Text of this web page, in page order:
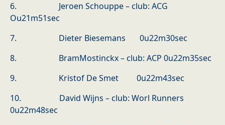
6. Jeroen Schouppe – club: ACG
Ou21m51sec
7. Dieter Biesemans 0u22m30sec
8. BramMostinckx – club: ACP 0u22m35sec
9. Kristof De Smet 0u22m43sec
10. David Wijns – club: Worl Runners
0u22m48sec